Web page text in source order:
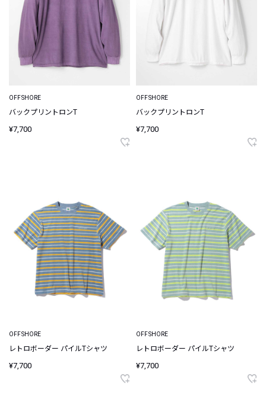
OFFSHORE
バックプリントロンT
¥7,700
OFFSHORE
バックプリントロンT
¥7,700
OFFSHORE
レトロボーダー パイルTシャツ
¥7,700
OFFSHORE
レトロボーダー パイルTシャツ
¥7,700